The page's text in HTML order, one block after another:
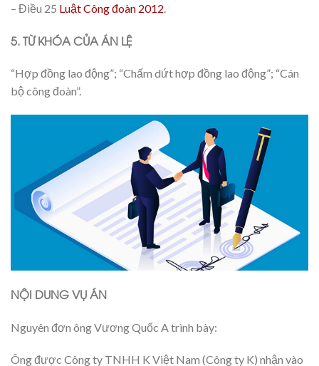
– Điều 25 Luật Công đoàn 2012.
5. TỪ KHÓA CỦA ÁN LỆ
“Hợp đồng lao động”; “Chấm dứt hợp đồng lao động”; “Cán
bộ công đoàn”.
NỘI DUNG VỤ ÁN
Nguyên đơn ông Vương Quốc A trình bày:
Ông được Công ty TNHH K Việt Nam (Công ty K) nhận vào